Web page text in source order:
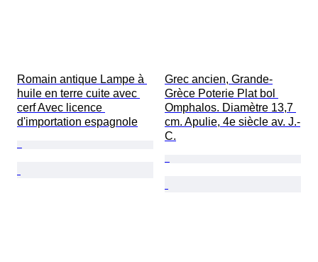
Romain antique Lampe à
huile en terre cuite avec
cerf Avec licence
d'importation espagnole
Grec ancien, Grande-
Grèce Poterie Plat bol
Omphalos. Diamètre 13,7
cm. Apulie, 4e siècle av. J.-
C.